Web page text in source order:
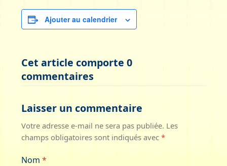
Ajouter au calendrier
Cet article comporte 0
commentaires
Laisser un commentaire
Votre adresse e-mail ne sera pas publiée. Les
champs obligatoires sont indiqués avec*
Nom*